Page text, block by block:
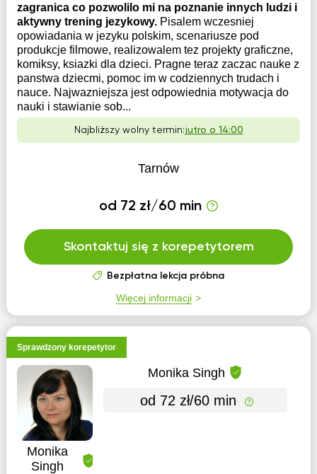
zagranica co pozwolilo mi na poznanie innych ludzi i
aktywny trening jezykowy. Pisalem wczesniej
opowiadania w jezyku polskim, scenariusze pod
produkcje filmowe, realizowalem tez projekty graficzne,
komiksy, ksiazki dla dzieci. Pragne teraz zaczac nauke z
panstwa dziecmi, pomoc im w codziennych trudach i
nauce. Najwazniejsza jest odpowiednia motywacja do
nauki i stawianie sob...
Najbliższy wolny termin:jutro o 14:00
Tarnów
od 72 zł/60 min
Skontaktuj się z korepetytorem
Bezpłatna lekcja próbna
Więcej informacji
Sprawdzony korepetytor
Monika
Singh
Monika Singh
od 72 zł/60 min